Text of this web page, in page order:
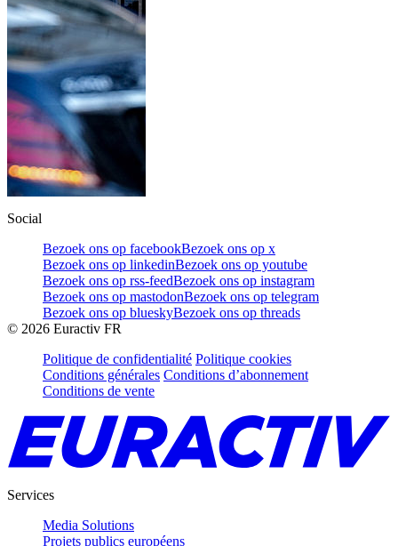
Social
Bezoek ons op facebookBezoek ons op x
Bezoek ons op linkedinBezoek ons op youtube
Bezoek ons op rss-feedBezoek ons op instagram
Bezoek ons op mastodonBezoek ons op telegram
Bezoek ons op blueskyBezoek ons op threads
© 2026 Euractiv FR
Politique de confidentialité Politique cookies
Conditions générales Conditions d’abonnement
Conditions de vente
Services
Media Solutions
Projets publics européens